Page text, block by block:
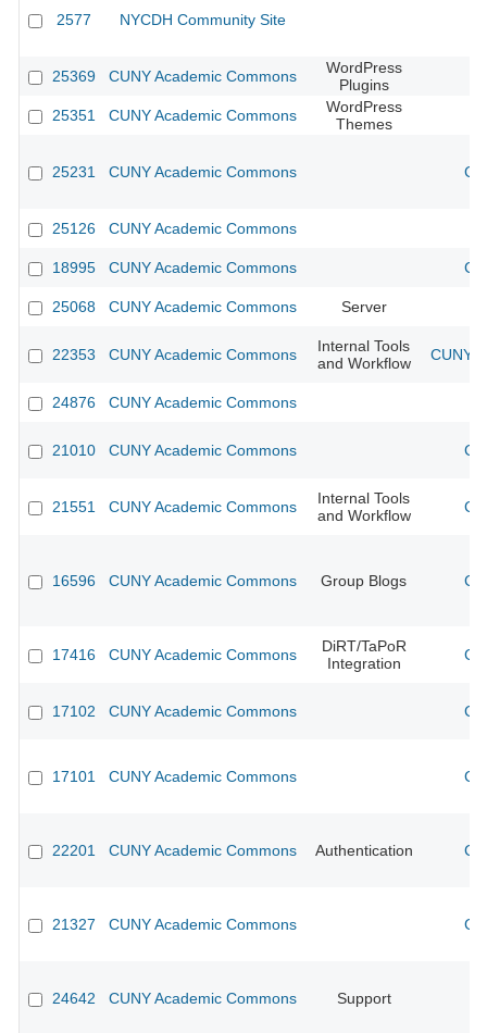
2577 NYCDH Community Site
25369 CUNY Academic Commons
WordPress
Plugins
25351
CUNY Academic Commons
WordPress
Themes
25231 CUNY Academic Commons
25126 CUNY Academic Commons
18995 CUNY Academic Commons
25068 CUNY Academic Commons Server
22353 CUNY Academic Commons
Internal Tools
and Workflow
CUNY
24876 CUNY Academic Commons
21010 CUNY Academic Commons
21551 CUNY Academic Commons
Internal Tools
and Workflow
16596 CUNY Academic Commons Group Blogs
17416 CUNY Academic Commons
DiRT/TaPoR
Integration
17102 CUNY Academic Commons
17101 CUNY Academic Commons
22201 CUNY Academic Commons Authentication
21327 CUNY Academic Commons
24642 CUNY Academic Commons Support